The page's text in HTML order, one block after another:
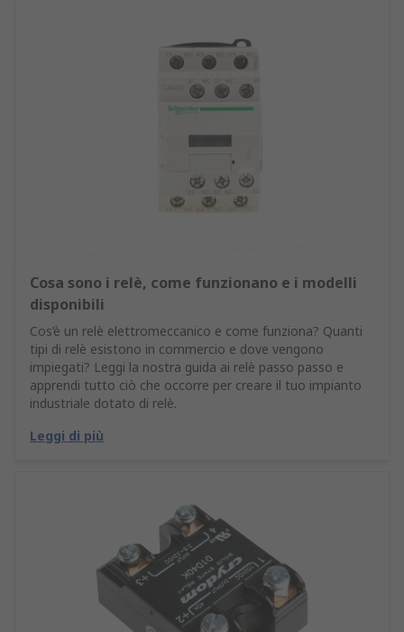
Cosa sono i relè, come funzionano e i modelli
disponibili
Cos’è un relè elettromeccanico e come funziona? Quanti
tipi di relè esistono in commercio e dove vengono
impiegati? Leggi la nostra guida ai relè passo passo e
apprendi tutto ciò che occorre per creare il tuo impianto
industriale dotato di relè.
Leggi di più